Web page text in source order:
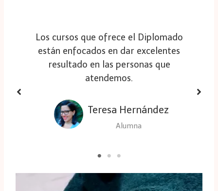
Los cursos que ofrece el Diplomado
están enfocados en dar excelentes
resultado en las personas que
atendemos.
Teresa Hernández
Alumna